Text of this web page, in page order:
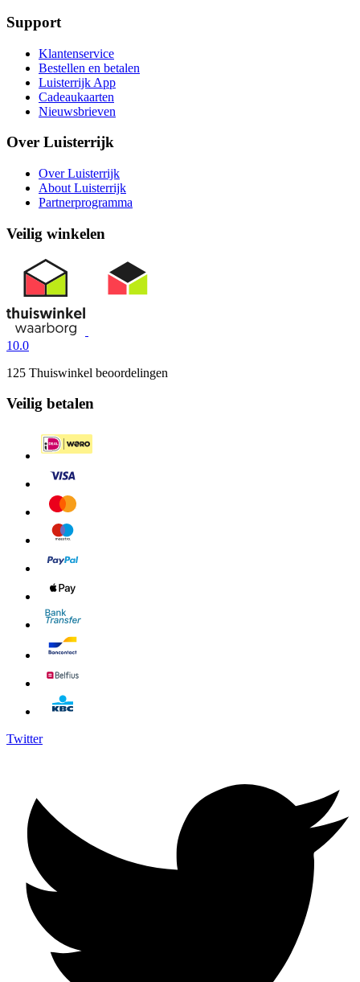
Support
Klantenservice
Bestellen en betalen
Luisterrijk App
Cadeaukaarten
Nieuwsbrieven
Over Luisterrijk
Over Luisterrijk
About Luisterrijk
Partnerprogramma
Veilig winkelen
10.0
125 Thuiswinkel beoordelingen
Veilig betalen
Twitter